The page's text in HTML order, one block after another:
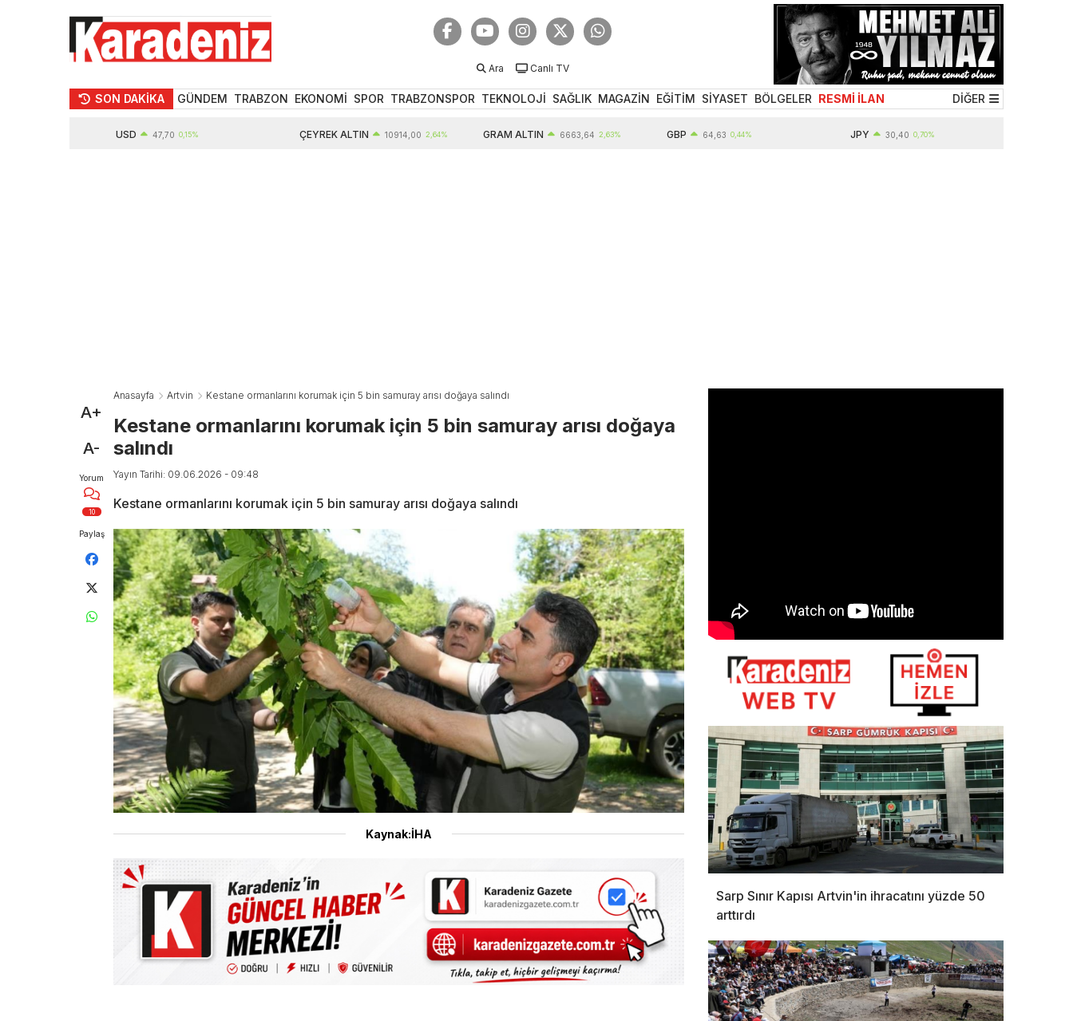
Ara Canlı TV
SON DAKİKA GÜNDEM TRABZON EKONOMİ SPOR TRABZONSPOR TEKNOLOJİ SAĞLIK MAGAZİN EĞİTİM SİYASET BÖLGELER RESMİ İLAN DİĞER
47,70 0,15% ÇEYREK ALTIN 10914,00 2,64% GRAM ALTIN 6663,64 2,63% 64,63 0,44% 30,40 0,70%
A+
A-
Yorum
10
Paylaş
Anasayfa Artvin Kestane ormanlarını korumak için 5 bin samuray arısı doğaya salındı
Kestane ormanlarını korumak için 5 bin samuray arısı doğaya
salındı
Yayın Tarihi: 09.06.2026 - 09:48
Kestane ormanlarını korumak için 5 bin samuray arısı doğaya salındı
Kaynak:İHA
Sarp Sınır Kapısı Artvin'in ihracatını yüzde 50
arttırdı